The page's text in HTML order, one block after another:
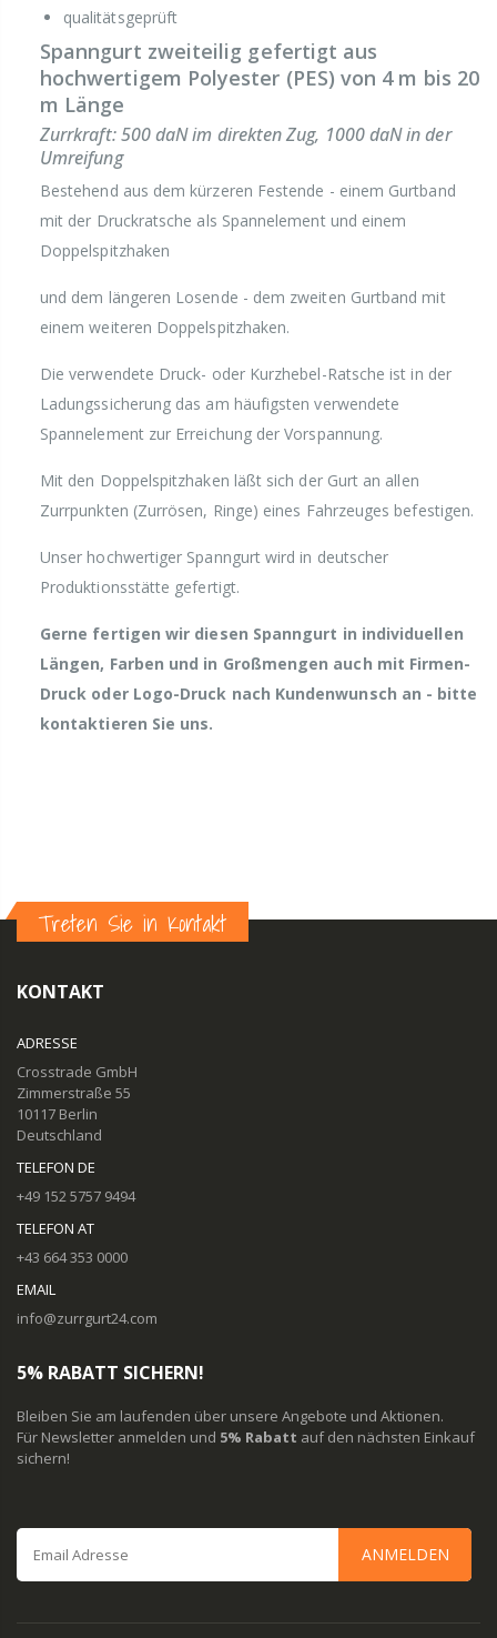
qualitätsgeprüft
Spanngurt zweiteilig gefertigt aus
hochwertigem Polyester (PES) von 4 m bis 20
m Länge
Zurrkraft: 500 daN im direkten Zug, 1000 daN in der
Umreifung
Bestehend aus dem kürzeren Festende - einem Gurtband
mit der Druckratsche als Spannelement und einem
Doppelspitzhaken
und dem längeren Losende - dem zweiten Gurtband mit
einem weiteren Doppelspitzhaken.
Die verwendete Druck- oder Kurzhebel-Ratsche ist in der
Ladungssicherung das am häufigsten verwendete
Spannelement zur Erreichung der Vorspannung.
Mit den Doppelspitzhaken läßt sich der Gurt an allen
Zurrpunkten (Zurrösen, Ringe) eines Fahrzeuges befestigen.
Unser hochwertiger Spanngurt wird in deutscher
Produktionsstätte gefertigt.
Gerne fertigen wir diesen Spanngurt in individuellen
Längen, Farben und in Großmengen auch mit Firmen-
Druck oder Logo-Druck nach Kundenwunsch an - bitte
kontaktieren Sie uns.
Treten Sie in Kontakt
KONTAKT
ADRESSE
Crosstrade GmbH
Zimmerstraße 55
10117 Berlin
Deutschland
TELEFON DE
+49 152 5757 9494
TELEFON AT
+43 664 353 0000
EMAIL
info@zurrgurt24.com
5% RABATT SICHERN!
Bleiben Sie am laufenden über unsere Angebote und Aktionen.
Für Newsletter anmelden und 5% Rabatt auf den nächsten Einkauf
sichern!
ANMELDEN